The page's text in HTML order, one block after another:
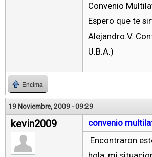
Convenio
Espero que te
Alejandro.V.
U.B.A.)
Encima
19 Noviembre, 2009 - 09:29
kevin2009
convenio
Encontraron